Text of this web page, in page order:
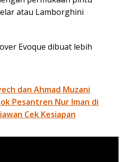
atau Lamborghini
Evoque dibuat lebih
dan Ahmad Muzani
Pesantren Nur Iman di
Cek Kesiapan